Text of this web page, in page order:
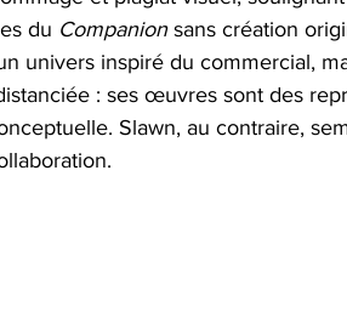
du Companion sans création
univers inspiré du commercial,
: ses œuvres sont des
Slawn, au contraire,